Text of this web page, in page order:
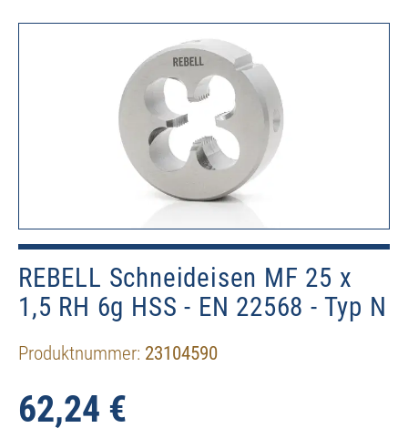
REBELL Schneideisen MF 25 x
1,5 RH 6g HSS - EN 22568 - Typ N
Produktnummer: 23104590
62,24 €